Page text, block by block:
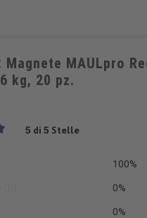
MAULpro
kg, 20 pz.
5 di 5 Stelle
100%
0%
0%